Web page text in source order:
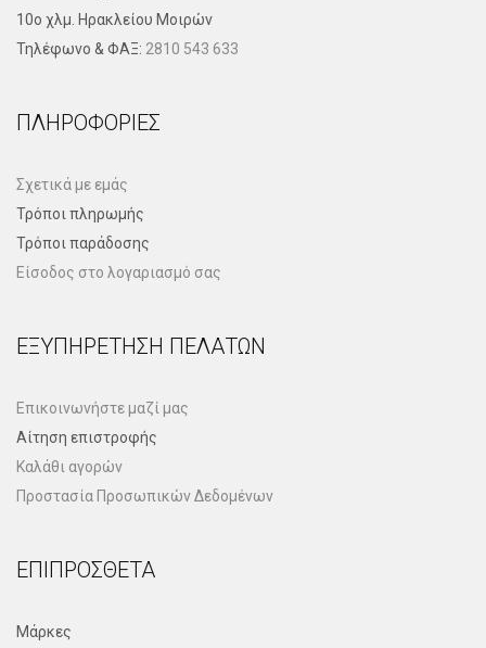
10ο χλμ. Ηρακλείου Μοιρών
Τηλέφωνo & ΦΑΞ: 2810 543 633
ΠΛΗΡΟΦΟΡΊΕΣ
Σχετικά με εμάς
Τρόποι πληρωμής
Τρόποι παράδοσης
Είσοδος στο λογαριασμό σας
ΕΞΥΠΗΡΈΤΗΣΗ ΠΕΛΑΤΏΝ
Επικοινωνήστε μαζί μας
Αίτηση επιστροφής
Καλάθι αγορών
Προστασία Προσωπικών Δεδομένων
ΕΠΙΠΡΌΣΘΕΤΑ
Μάρκες